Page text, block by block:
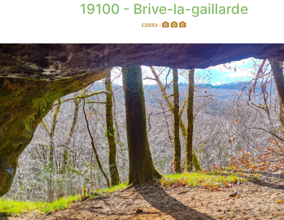
19100 - Brive-la-gaillarde
CD553 -